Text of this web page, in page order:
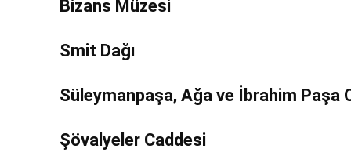
Bizans Müzesi
Smit Dağı
Süleymanpaşa, Ağa ve İbrahim Paşa
Şövalyeler Caddesi